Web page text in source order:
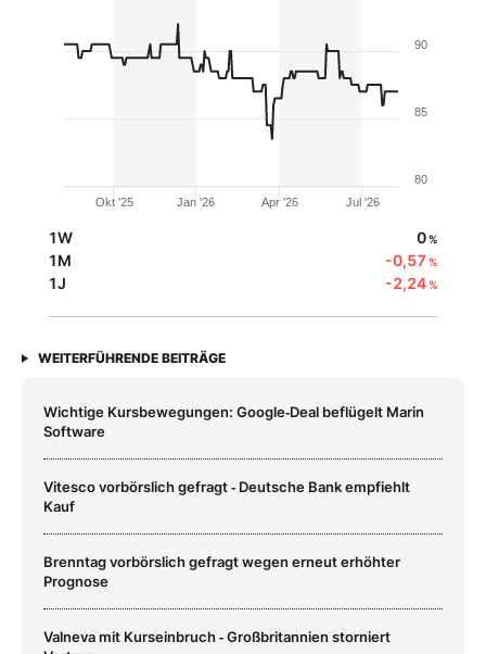
Okt '25 Jan '26 Apr '26 Jul '26
80
85
90
1W 0%
1M -0,57 %
1J -2,24%
WEITERFÜHRENDE BEITRÄGE
Wichtige Kursbewegungen: Google‑Deal beflügelt Marin
Software
Vitesco vorbörslich gefragt ‑ Deutsche Bank empfiehlt
Kauf
Brenntag vorbörslich gefragt wegen erneut erhöhter
Prognose
Valneva mit Kurseinbruch ‑ Großbritannien storniert